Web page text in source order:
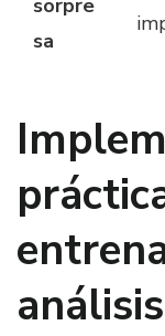
sorpre
sa
análisis